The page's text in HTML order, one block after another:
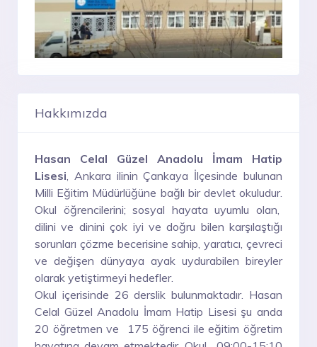
Hakkımızda
Hasan Celal Güzel Anadolu İmam Hatip
Lisesi, Ankara ilinin Çankaya İlçesinde bulunan
Milli Eğitim Müdürlüğüne bağlı bir devlet okuludur.
Okul öğrencilerini; sosyal hayata uyumlu olan,
dilini ve dinini çok iyi ve doğru bilen karşılaştığı
sorunları çözme becerisine sahip, yaratıcı, çevreci
ve değişen dünyaya ayak uydurabilen bireyler
olarak yetiştirmeyi hedefler.
Okul içerisinde 26 derslik bulunmaktadır. Hasan
Celal Güzel Anadolu İmam Hatip Lisesi şu anda
20 öğretmen ve 175 öğrenci ile eğitim öğretim